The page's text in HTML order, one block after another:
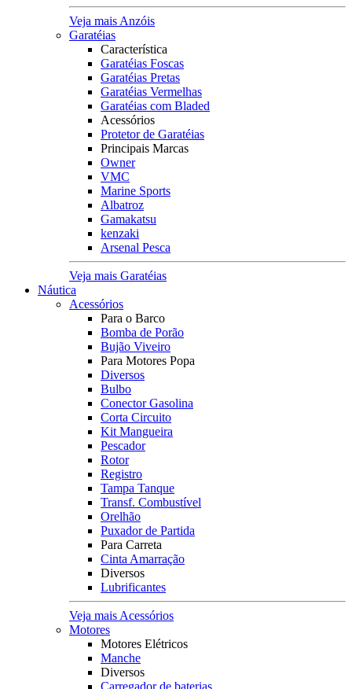
Veja mais Anzóis
Garatéias
Característica
Garatéias Foscas
Garatéias Pretas
Garatéias Vermelhas
Garatéias com Bladed
Acessórios
Protetor de Garatéias
Principais Marcas
Owner
VMC
Marine Sports
Albatroz
Gamakatsu
kenzaki
Arsenal Pesca
Veja mais Garatéias
Náutica
Acessórios
Para o Barco
Bomba de Porão
Bujão Viveiro
Para Motores Popa
Diversos
Bulbo
Conector Gasolina
Corta Circuito
Kit Mangueira
Pescador
Rotor
Registro
Tampa Tanque
Transf. Combustível
Orelhão
Puxador de Partida
Para Carreta
Cinta Amarração
Diversos
Lubrificantes
Veja mais Acessórios
Motores
Motores Elétricos
Manche
Diversos
Carregador de baterias